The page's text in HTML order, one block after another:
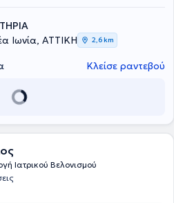
Ιωνία, ΑΤΤΙΚΗ
2,6 km
Κλείσε ραντεβού
Ιατρικού Βελονισμού